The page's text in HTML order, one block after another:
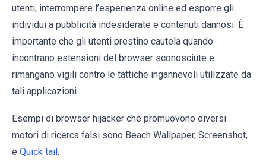
utenti, interrompere l’esperienza online ed esporre gli
individui a pubblicità indesiderate e contenuti dannosi. È
importante che gli utenti prestino cautela quando
incontrano estensioni del browser sconosciute e
rimangano vigili contro le tattiche ingannevoli utilizzate da
tali applicazioni.
Esempi di browser hijacker che promuovono diversi
motori di ricerca falsi sono Beach Wallpaper, Screenshot,
e Quick tail.